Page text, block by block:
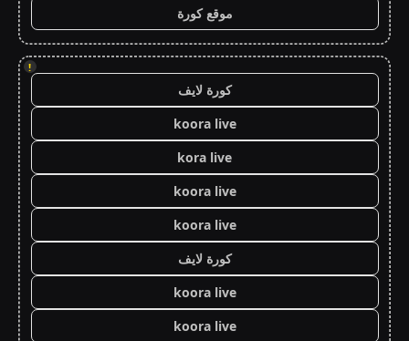
موقع كورة
!
كورة لايف
koora live
kora live
koora live
koora live
كورة لايف
koora live
koora live